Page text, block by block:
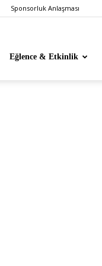
Sponsorluk Anlaşması
Eğlence & Etkinlik